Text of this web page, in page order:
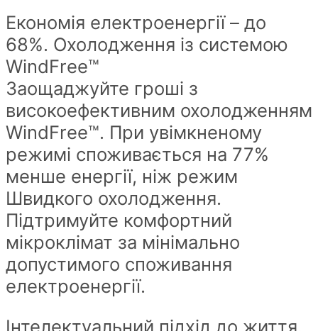
Економія електроенергії – до
68%. Охолодження із системою
WindFree™
Заощаджуйте гроші з
високоефективним охолодженням
WindFree™. При увімкненому
режимі споживається на 77%
менше енергії, ніж режим
Швидкого охолодження.
Підтримуйте комфортний
мікроклімат за мінімально
допустимого споживання
електроенергії.
Інтелектуальний підхід до життя.